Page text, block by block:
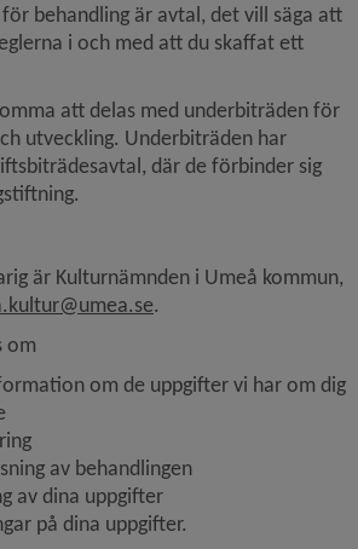
behandling är avtal, det vill säga att
i och med att du skaffat ett
att delas med underbiträden för
utveckling. Underbiträden har
där de förbinder sig
är Kulturnämnden i Umeå kommun,
.
om
om de uppgifter vi har om dig
av behandlingen
av dina uppgifter
på dina uppgifter.